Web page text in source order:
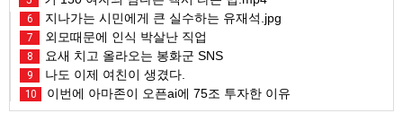
6 지나가는 시민에게 큰 실수하는 유재석.jpg
7 외모때문에 인식 박살난 직업
8 요새 치고 올라오는 봉화군 SNS
9 나도 이제 여친이 생겼다.
10 이번에 아마존이 오픈ai에 75조 투자한 이유